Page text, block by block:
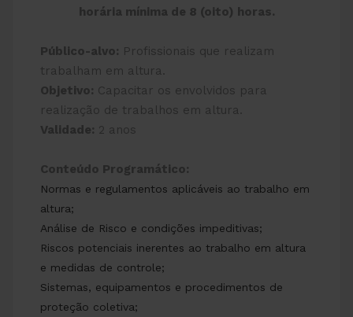
horária mínima de 8 (oito) horas.
Público-alvo: Profissionais que realizam
trabalham em altura.
Objetivo: Capacitar os envolvidos para
realização de trabalhos em altura.
Validade: 2 anos
Conteúdo Programático:
Normas e regulamentos aplicáveis ao trabalho em
altura;
Análise de Risco e condições impeditivas;
Riscos potenciais inerentes ao trabalho em altura
e medidas de controle;
Sistemas, equipamentos e procedimentos de
proteção coletiva;